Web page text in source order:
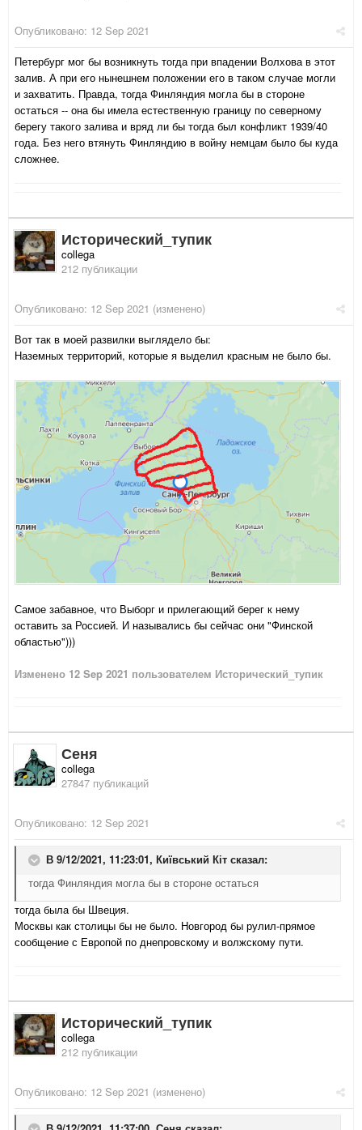
Опубликовано: 12 Sep 2021
Петербург мог бы возникнуть тогда при впадении Волхова в этот
залив. А при его нынешнем положении его в таком случае могли
и захватить. Правда, тогда Финляндия могла бы в стороне
остаться -- она бы имела естественную границу по северному
берегу такого залива и вряд ли бы тогда был конфликт 1939/40
года. Без него втянуть Финляндию в войну немцам было бы куда
сложнее.
Исторический_тупик
collega
212 публикации
Опубликовано: 12 Sep 2021 (изменено)
Вот так в моей развилки выглядело бы:
Наземных территорий, которые я выделил красным не было бы.
Самое забавное, что Выборг и прилегающий берег к нему
оставить за Россией. И назывались бы сейчас они "Финской
областью")))
Изменено 12 Sep 2021 пользователем Исторический_тупик
Сеня
collega
27847 публикаций
Опубликовано: 12 Sep 2021
В 9/12/2021, 11:23:01, Київський Кіт сказал:
тогда Финляндия могла бы в стороне остаться
тогда была бы Швеция.
Москвы как столицы бы не было. Новгород бы рулил-прямое
сообщение с Европой по днепровскому и волжскому пути.
Исторический_тупик
collega
212 публикации
Опубликовано: 12 Sep 2021 (изменено)